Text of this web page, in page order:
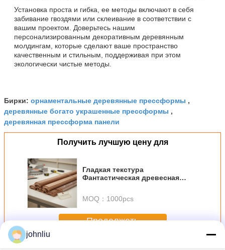
Установка проста и гибка, ее методы включают в себя
забивание гвоздями или склеивание в соответствии с
вашим проектом. Доверьтесь нашим
персонализированным декоративным деревянным
молдингам, которые сделают ваше пространство
качественным и стильным, поддерживая при этом
экологически чистые методы.
Бирки: орнаментальные деревянные прессформы ,
деревянные богато украшенные прессформы ,
деревянная прессформа панели
Получить лучшую цену для
Гладкая текстура
Фантастическая древесная
профессиональных фрезерных
отделки приложений
MOQ： 1000pcs
Продолжать
johnliu